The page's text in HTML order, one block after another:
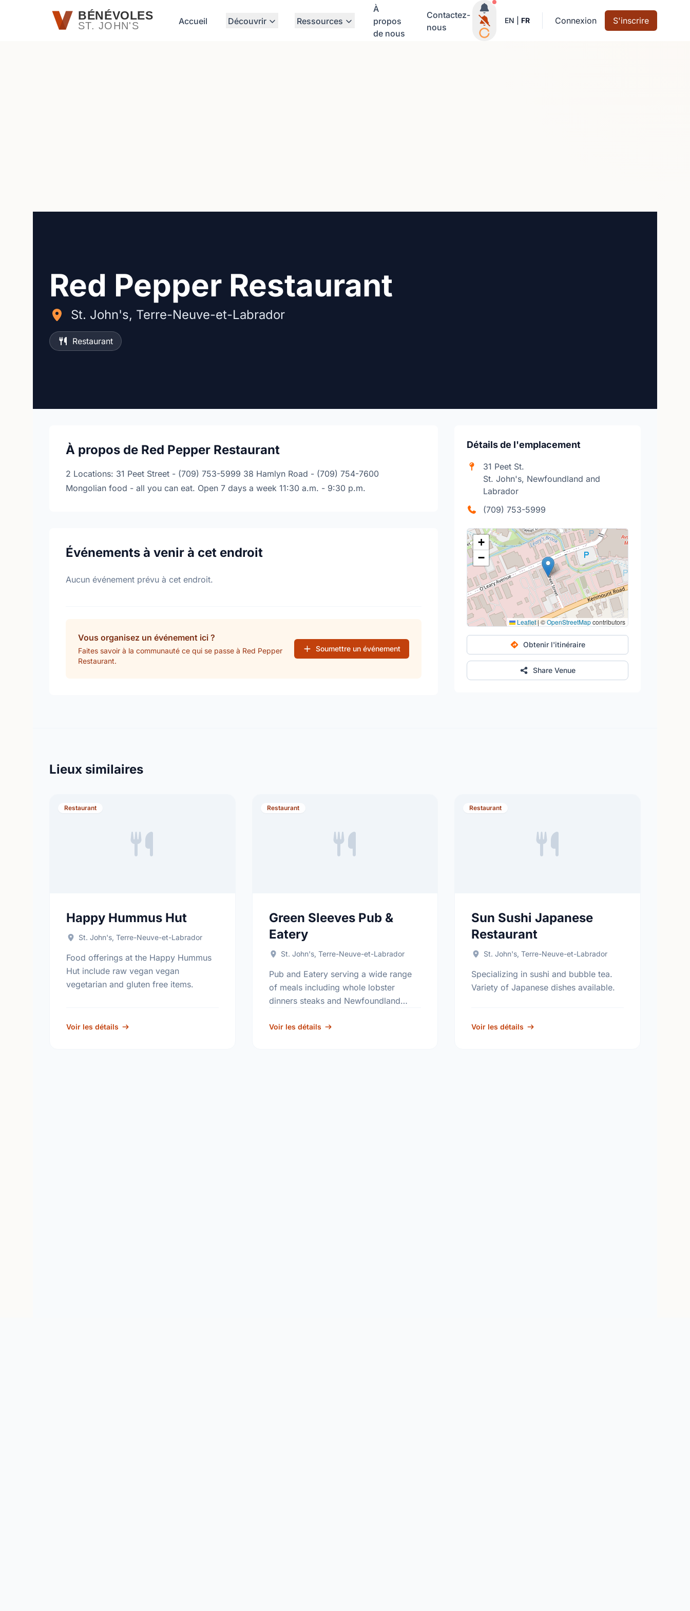
Passer au contenu principalBÉNÉVOLES
ST. JOHN'S Accueil Découvrir Ressources
À
propos
de nous
Contactez-
nous
Notifications actives
EN FR Connexion S'inscrire
Red Pepper Restaurant
St. John's, Terre-Neuve-et-Labrador
Restaurant
À propos de Red Pepper Restaurant
2 Locations: 31 Peet Street - (709) 753-5999 38 Hamlyn Road - (709) 754-7600
Mongolian food - all you can eat. Open 7 days a week 11:30 a.m. - 9:30 p.m.
Événements à venir à cet endroit
Aucun événement prévu à cet endroit.
Vous organisez un événement ici ?
Faites savoir à la communauté ce qui se passe à Red Pepper
Restaurant.
Soumettre un événement
Détails de l'emplacement
31 Peet St.
St. John's, Newfoundland and
Labrador
(709) 753-5999
+
−
Leaflet|©OpenStreetMapcontributors
Obtenir l'itinéraire
Share Venue
Lieux similaires
Restaurant
Happy Hummus Hut
St. John's, Terre-Neuve-et-Labrador
Food offerings at the Happy Hummus
Hut include raw vegan vegan
vegetarian and gluten free items.
Voir les détails
Restaurant
Green Sleeves Pub &
Eatery
St. John's, Terre-Neuve-et-Labrador
Pub and Eatery serving a wide range
of meals including whole lobster
dinners steaks and Newfoundland
Voir les détails
Restaurant
Sun Sushi Japanese
Restaurant
St. John's, Terre-Neuve-et-Labrador
Specializing in sushi and bubble tea.
Variety of Japanese dishes available.
Voir les détails